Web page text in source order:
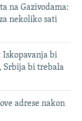
na Gazivodama:
nekoliko sati
bi
Srbija bi trebala
adrese nakon